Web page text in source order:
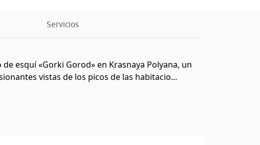
Servicios
esquí «Gorki Gorod» en Krasnaya Polyana, un
vistas de los picos de las habitacio...